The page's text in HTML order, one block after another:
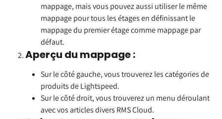
mappage, mais vous pouvez aussi utiliser le même
mappage pour tous les étages en définissant le
mappage du premier étage comme mappage par
défaut.
Aperçu du mappage :
Sur le côté gauche, vous trouverez les catégories de
produits de Lightspeed.
Sur le côté droit, vous trouverez un menu déroulant
avec vos articles divers RMS Cloud.